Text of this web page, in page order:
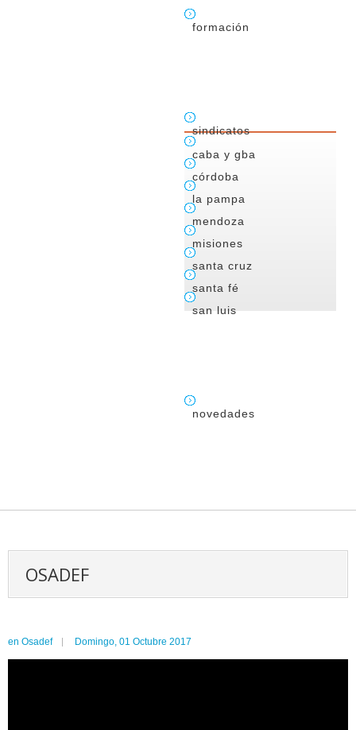
formación
sindicatos
caba y gba
córdoba
la pampa
mendoza
misiones
santa cruz
santa fé
san luis
novedades
OSADEF
en Osadef Domingo, 01 Octubre 2017